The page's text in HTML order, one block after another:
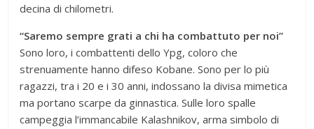
decina di chilometri.
“Saremo sempre grati a chi ha combattuto per noi”
Sono loro, i combattenti dello Ypg, coloro che
strenuamente hanno difeso Kobane. Sono per lo più
ragazzi, tra i 20 e i 30 anni, indossano la divisa mimetica
ma portano scarpe da ginnastica. Sulle loro spalle
campeggia l’immancabile Kalashnikov, arma simbolo di